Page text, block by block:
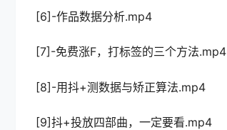
[6]-作品数据分析.mp4
[7]-免费涨F，打标签的三个方法.mp4
[8]-用抖+测数据与矫正算法.mp4
[9]抖+投放四部曲，一定要看.mp4